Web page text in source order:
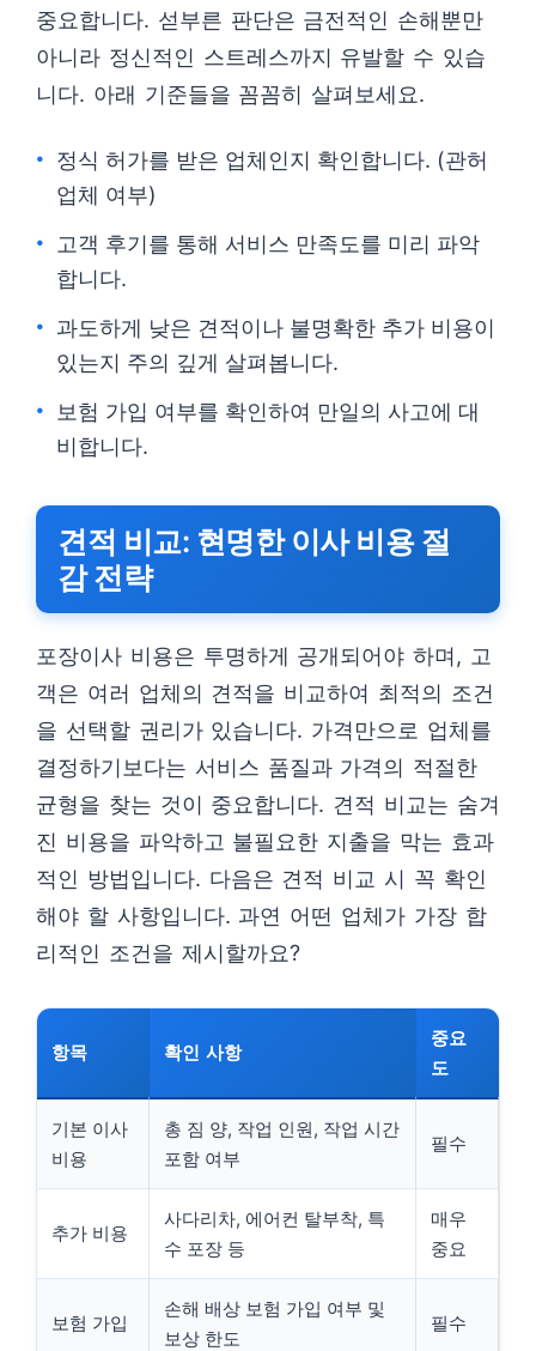
중요합니다. 섣부른 판단은 금전적인 손해뿐만
아니라 정신적인 스트레스까지 유발할 수 있습
니다. 아래 기준들을 꼼꼼히 살펴보세요.
정식 허가를 받은 업체인지 확인합니다. (관허
업체 여부)
고객 후기를 통해 서비스 만족도를 미리 파악
합니다.
과도하게 낮은 견적이나 불명확한 추가 비용이
있는지 주의 깊게 살펴봅니다.
보험 가입 여부를 확인하여 만일의 사고에 대
비합니다.
견적 비교: 현명한 이사 비용 절
감 전략
포장이사 비용은 투명하게 공개되어야 하며, 고
객은 여러 업체의 견적을 비교하여 최적의 조건
을 선택할 권리가 있습니다. 가격만으로 업체를
결정하기보다는 서비스 품질과 가격의 적절한
균형을 찾는 것이 중요합니다. 견적 비교는 숨겨
진 비용을 파악하고 불필요한 지출을 막는 효과
적인 방법입니다. 다음은 견적 비교 시 꼭 확인
해야 할 사항입니다. 과연 어떤 업체가 가장 합
리적인 조건을 제시할까요?
항목 확인 사항
중요
도
기본 이사
비용
총 짐 양, 작업 인원, 작업 시간
포함 여부
필수
추가 비용
사다리차, 에어컨 탈부착, 특
수 포장 등
매우
중요
보험 가입
손해 배상 보험 가입 여부 및
보상 한도
필수